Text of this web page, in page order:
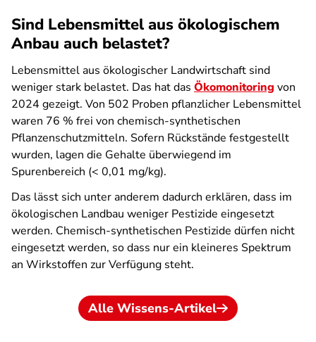
Sind Lebensmittel aus ökologischem
Anbau auch belastet?
Lebensmittel aus ökologischer Landwirtschaft sind
weniger stark belastet. Das hat das Ökomonitoring von
2024 gezeigt. Von 502 Proben pflanzlicher Lebensmittel
waren 76 % frei von chemisch-synthetischen
Pflanzenschutzmitteln. Sofern Rückstände festgestellt
wurden, lagen die Gehalte überwiegend im
Spurenbereich (< 0,01 mg/kg).
Das lässt sich unter anderem dadurch erklären, dass im
ökologischen Landbau weniger Pestizide eingesetzt
werden. Chemisch-synthetischen Pestizide dürfen nicht
eingesetzt werden, so dass nur ein kleineres Spektrum
an Wirkstoffen zur Verfügung steht.
Alle Wissens-Artikel